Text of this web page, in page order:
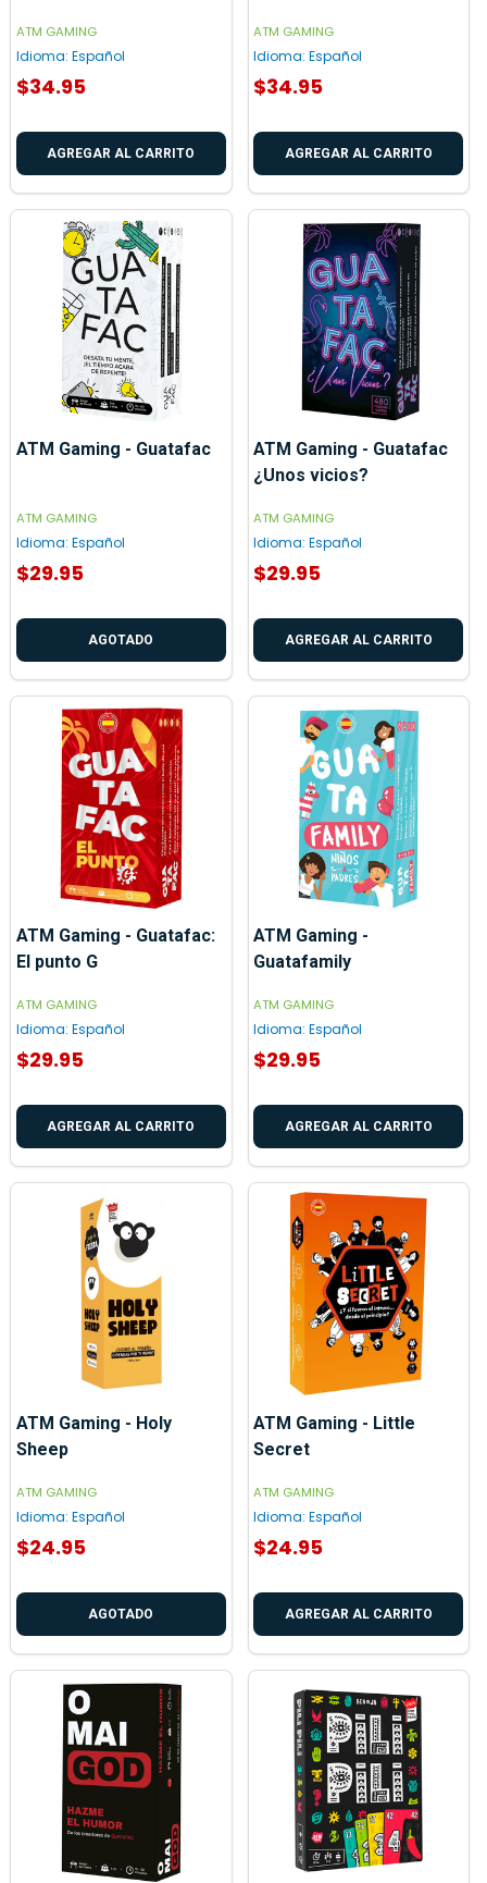
ATM GAMING
Idioma: Español
$34.95
AGREGAR AL CARRITO
ATM GAMING
Idioma: Español
$34.95
AGREGAR AL CARRITO
ATM Gaming - Guatafac
ATM GAMING
Idioma: Español
$29.95
AGOTADO
ATM Gaming - Guatafac
¿Unos vicios?
ATM GAMING
Idioma: Español
$29.95
AGREGAR AL CARRITO
ATM Gaming - Guatafac:
El punto G
ATM GAMING
Idioma: Español
$29.95
AGREGAR AL CARRITO
ATM Gaming -
Guatafamily
ATM GAMING
Idioma: Español
$29.95
AGREGAR AL CARRITO
ATM Gaming - Holy
Sheep
ATM GAMING
Idioma: Español
$24.95
AGOTADO
ATM Gaming - Little
Secret
ATM GAMING
Idioma: Español
$24.95
AGREGAR AL CARRITO